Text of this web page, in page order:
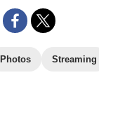
Photos Streaming